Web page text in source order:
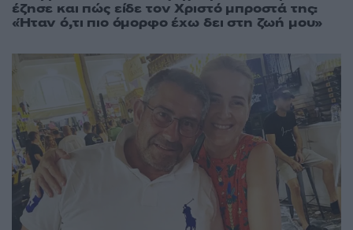
έζησε και πώς είδε τον Χριστό μπροστά της:
«Ήταν ό,τι πιο όμορφο έχω δει στη ζωή μου»